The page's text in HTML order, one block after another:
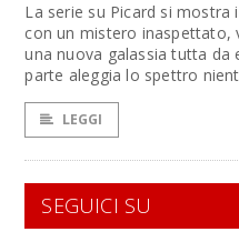
La serie su Picard si
con un mistero inaspettato,
una nuova galassia tutta da
parte aleggia lo spettro
LEGGI
SEGUICI SU